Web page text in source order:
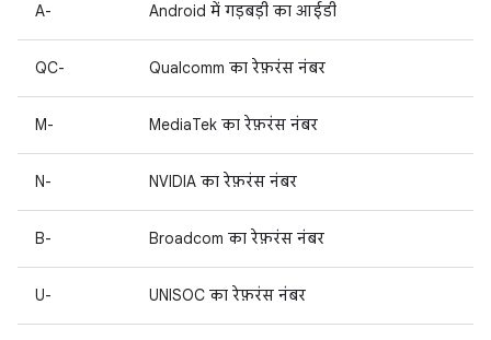
A- Android में गड़बड़ी का आईडी
QC- Qualcomm का रेफ़रंस नंबर
M- MediaTek का रेफ़रंस नंबर
N- NVIDIA का रेफ़रंस नंबर
B- Broadcom का रेफ़रंस नंबर
U- UNISOC का रेफ़रंस नंबर